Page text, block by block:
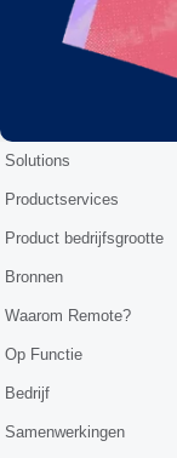
Solutions
Productservices
Product bedrijfsgrootte
Bronnen
Waarom Remote?
Op Functie
Bedrijf
Samenwerkingen